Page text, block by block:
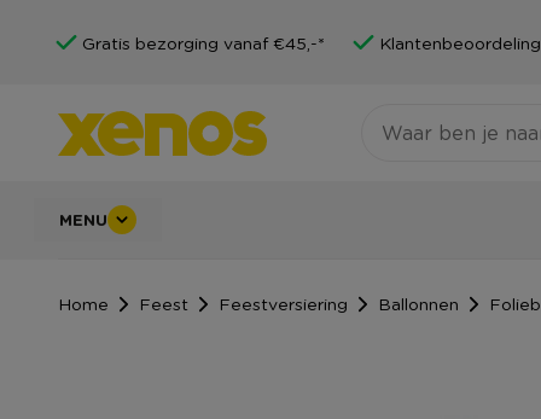
Gratis bezorging vanaf €45,-*
MENU
Home Feest Feestversiering Ballonnen